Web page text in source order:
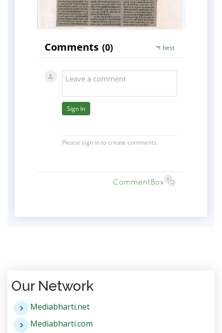
Our Network
Mediabharti.net
Mediabharti.com